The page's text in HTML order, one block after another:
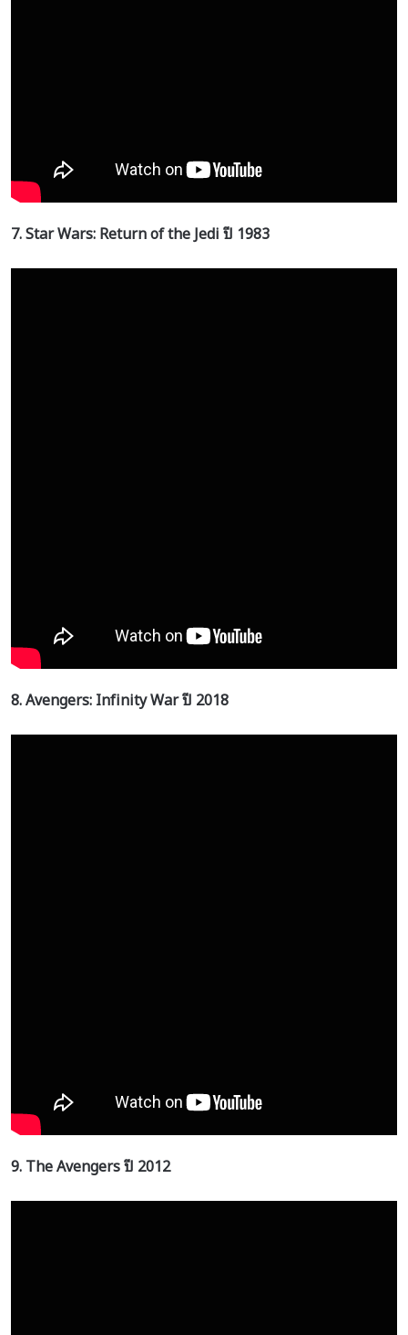
7. Star Wars: Return of the Jediปี 1983
8. Avengers: Infinity Warปี 2018
9. The Avengersปี 2012